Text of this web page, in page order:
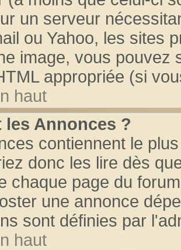
un serveur
ou Yahoo, les sites
image, vous pouvez
appropriée (si
haut
les Annonces ?
contiennent le
donc les lire dès
chaque page du
une annonce
sont définies par
haut